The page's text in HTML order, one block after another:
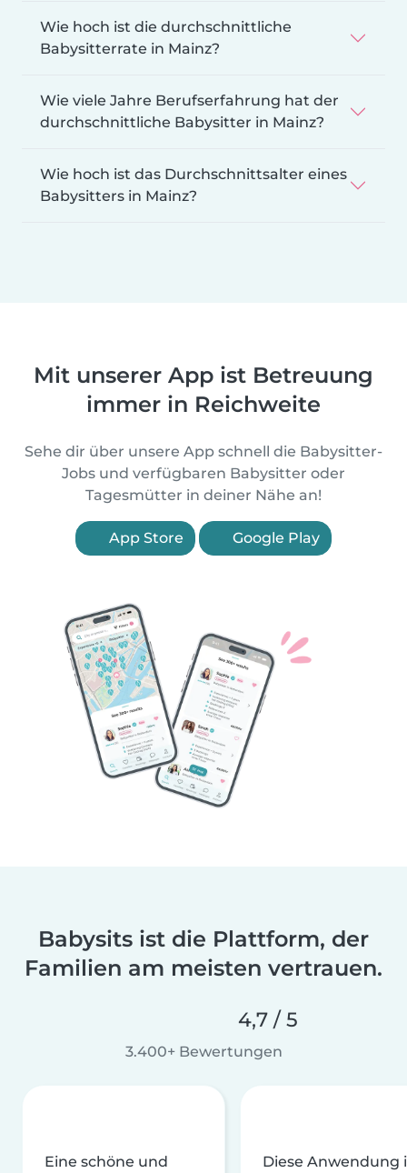
Wie hoch ist die durchschnittliche
Babysitterrate in Mainz?
Wie viele Jahre Berufserfahrung hat der
durchschnittliche Babysitter in Mainz?
Wie hoch ist das Durchschnittsalter eines
Babysitters in Mainz?
Mit unserer App ist Betreuung
immer in Reichweite
Sehe dir über unsere App schnell die Babysitter-
Jobs und verfügbaren Babysitter oder
Tagesmütter in deiner Nähe an!
App Store Google Play
Babysits ist die Plattform, der
Familien am meisten vertrauen.
4,7 / 5
3.400+ Bewertungen
Eine schöne und
Diese Anwendung